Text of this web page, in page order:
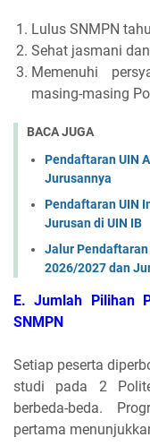
Lulus SNMPN
Sehat jasmani
Memenuhi
masing-masing
BACA JUGA
Pendaftaran UIN
Jurusannya
Pendaftaran UIN
Jurusan di UIN IB
Jalur Pendaftaran
2026/2027 dan
E. Jumlah Pilihan
SNMPN
Setiap peserta
studi pada 2
berbeda-beda.
pertama